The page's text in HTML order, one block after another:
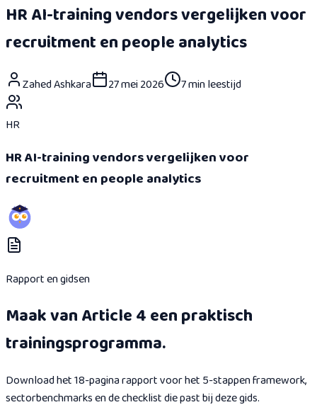
HR AI-training vendors vergelijken voor
recruitment en people analytics
Zahed Ashkara 27 mei 2026 7 min leestijd
HR
HR AI-training vendors vergelijken voor
recruitment en people analytics
Rapport en gidsen
Maak van Article 4 een praktisch
trainingsprogramma.
Download het 18-pagina rapport voor het 5-stappen framework,
sectorbenchmarks en de checklist die past bij deze gids.